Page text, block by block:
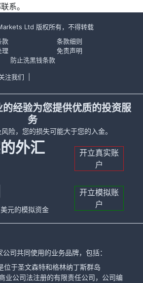
系。
Ltd 版权所有，不得转载
款
条款细则
理
免责声明
防止洗黑钱条款
注我们
经验为您提供优质的投资服
务
险，您的损失可能大于您的入金。
外汇
开立真实账
户
元的模拟资金
开立模拟账
户
司共同使用的业务品牌，包括：
于圣文森特和格林纳丁斯群岛
业公司法注册的有限责任公司，公司编